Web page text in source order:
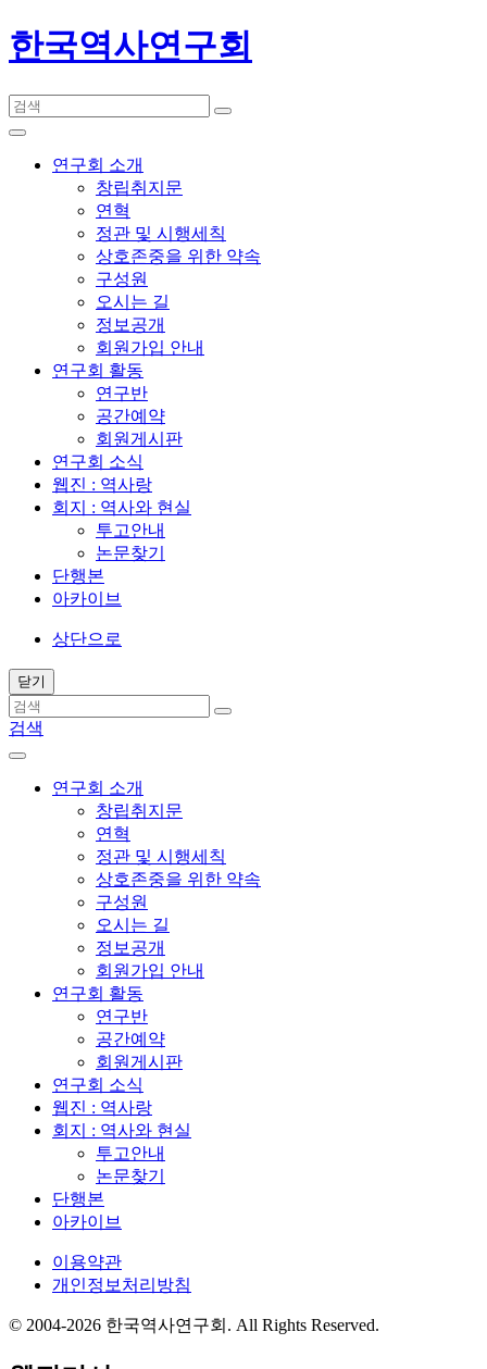
한국역사연구회
연구회 소개
창립취지문
연혁
정관 및 시행세칙
상호존중을 위한 약속
구성원
오시는 길
정보공개
회원가입 안내
연구회 활동
연구반
공간예약
회원게시판
연구회 소식
웹진 : 역사랑
회지 : 역사와 현실
투고안내
논문찾기
단행본
아카이브
상단으로
닫기
검색
연구회 소개
창립취지문
연혁
정관 및 시행세칙
상호존중을 위한 약속
구성원
오시는 길
정보공개
회원가입 안내
연구회 활동
연구반
공간예약
회원게시판
연구회 소식
웹진 : 역사랑
회지 : 역사와 현실
투고안내
논문찾기
단행본
아카이브
이용약관
개인정보처리방침
© 2004-2026 한국역사연구회. All Rights Reserved.